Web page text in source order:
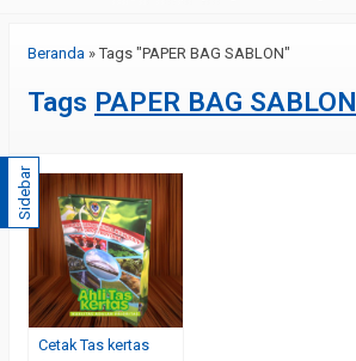
Beranda » Tags "PAPER BAG SABLON"
Tags PAPER BAG SABLON
Cetak Tas kertas
Sidebar